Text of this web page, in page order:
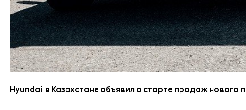
Hyundai в Казахстане объявил о старте продаж нового